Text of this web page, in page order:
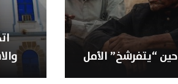
حين “يتفرشخ” الأمل